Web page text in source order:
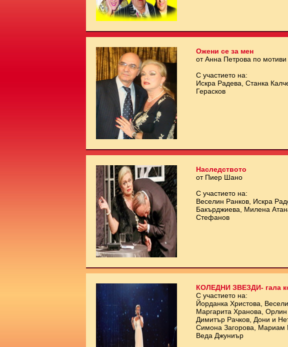
Ожени се за мен
от Анна Петрова по
С участието на:
Искра Радева, Станка
Герасков
Наследството
от Пиер Шано
С участието на:
Веселин Ранков, Искра
Бакърджиева, Милена
Стефанов
КОЛЕДНИ ЗВЕЗДИ- гала
С участието на:
Йорданка Христова,
Маргарита Хранова,
Димитър Рачков, Дони и
Симона Загорова, Мариам
Веда Джуниър